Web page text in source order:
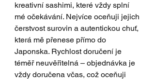
kreativní sashimi, které vždy splní
mé očekávání. Nejvíce oceňuji jejich
čerstvost surovin a autentickou chuť,
která mě přenese přímo do
Japonska. Rychlost doručení je
téměř neuvěřitelná – objednávka je
vždy doručena včas, což oceňuji